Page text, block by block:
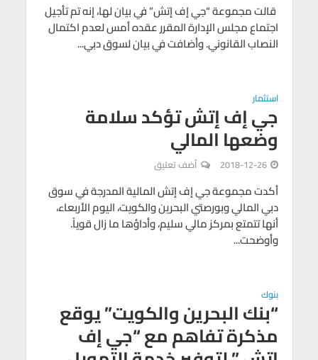
قالت مجموعة “جي إف إتش” في بيان لها، إنه تم تأجيل
اجتماع مجلس الإدارة المقرر عقده أمس لعدم اكتمال
النصاب القانوني. وأضافت في بيان لسوق دبي...
استثمار
جي إف إتش تؤكد سلامة
وضعها المالي
2018-12-26 أضف تعليق
أكدت مجموعة جي إف إتش المالية المدرجة في سوق
دبي المالي وبورصتي البحرين والكويت، اليوم الأربعاء،
أنها تتمتع بمركز مالي سليم، وأداؤها ما زال قوياً.
وأوضحت...
بنوك
“بنك البحرين والكويت” يوقع
مذكرة تفاهم مع “جي إف